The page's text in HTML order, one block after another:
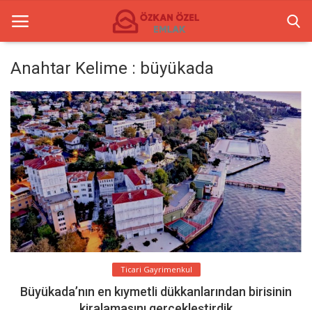
Anasayfa
İletişim
Ticari Merkezler
Ticari Gayrimenkul
Türkçe
Anahtar Kelime : büyükada
Ticari Gayrimenkul
Büyükada’nın en kıymetli dükkanlarından birisinin